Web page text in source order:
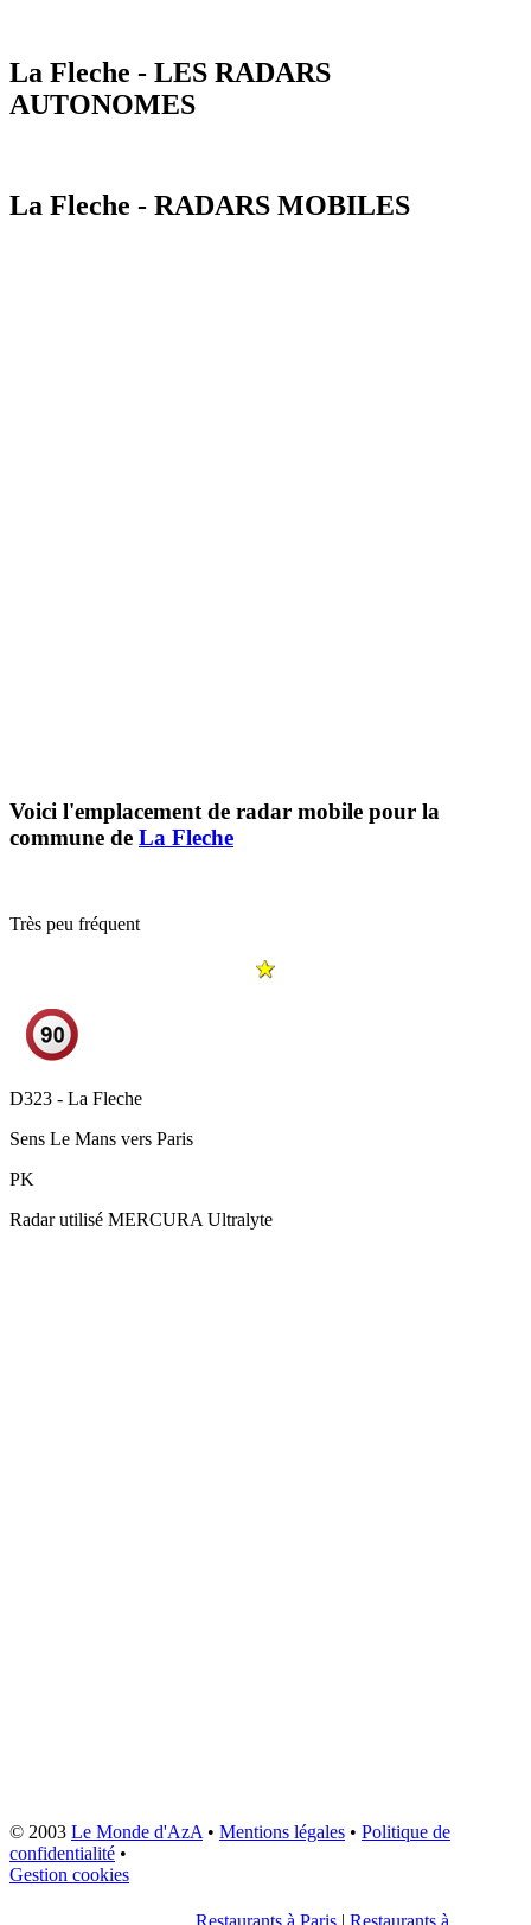
La Fleche - LES RADARS
AUTONOMES
La Fleche - RADARS MOBILES
Voici l'emplacement de radar mobile pour la
commune de La Fleche
Très peu fréquent
D323 - La Fleche
Sens Le Mans vers Paris
PK
Radar utilisé MERCURA Ultralyte
© 2003 Le Monde d'AzA • Mentions légales • Politique de
confidentialité •
Gestion cookies
Restaurants à Paris | Restaurants à